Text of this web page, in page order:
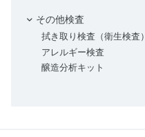
その他検査
拭き取り検査（衛生検査）
アレルギー検査
醸造分析キット